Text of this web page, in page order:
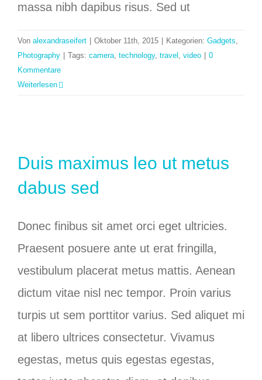
massa nibh dapibus risus. Sed ut
Von alexandraseifert Oktober 11th, 2015 Kategorien: Gadgets,
Photography
Tags: camera, technology, travel , video
0
Kommentare
Weiterlesen
Duis maximus leo ut metus
dabus sed
Donec finibus sit amet orci eget ultricies.
Praesent posuere ante ut erat fringilla,
vestibulum placerat metus mattis. Aenean
dictum vitae nisl nec tempor. Proin varius
turpis ut sem porttitor varius. Sed aliquet mi
at libero ultrices consectetur. Vivamus
egestas, metus quis egestas egestas,